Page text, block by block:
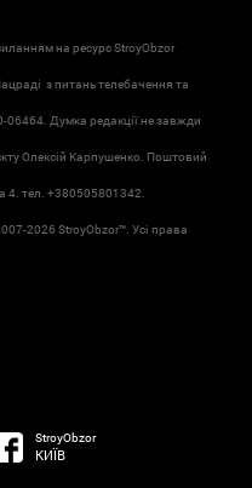
на ресурс StroyObzor
з питань телебачення та
06464. Думка редакції не завжди
Олексій Карпушенко. Поштовий
4. тел. +380505801342.
2026 StroyObzor™. Усі права
StroyObzor
КИЇВ